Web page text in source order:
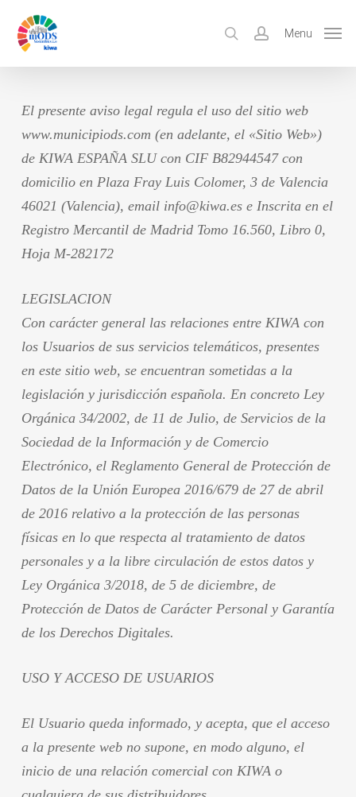
searchaccount
Menu
El presente aviso legal regula el uso del sitio web
www.municipiods.com (en adelante, el «Sitio Web»)
de KIWA ESPAÑA SLU con CIF B82944547 con
domicilio en Plaza Fray Luis Colomer, 3 de Valencia
46021 (Valencia), email info@kiwa.es e Inscrita en el
Registro Mercantil de Madrid Tomo 16.560, Libro 0,
Hoja M-282172
LEGISLACION
Con carácter general las relaciones entre KIWA con
los Usuarios de sus servicios telemáticos, presentes
en este sitio web, se encuentran sometidas a la
legislación y jurisdicción española. En concreto Ley
Orgánica 34/2002, de 11 de Julio, de Servicios de la
Sociedad de la Información y de Comercio
Electrónico, el Reglamento General de Protección de
Datos de la Unión Europea 2016/679 de 27 de abril
de 2016 relativo a la protección de las personas
físicas en lo que respecta al tratamiento de datos
personales y a la libre circulación de estos datos y
Ley Orgánica 3/2018, de 5 de diciembre, de
Protección de Datos de Carácter Personal y Garantía
de los Derechos Digitales.
USO Y ACCESO DE USUARIOS
El Usuario queda informado, y acepta, que el acceso
a la presente web no supone, en modo alguno, el
inicio de una relación comercial con KIWA o